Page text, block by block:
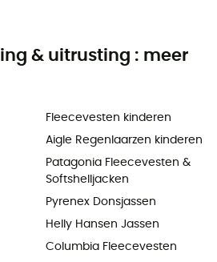
& uitrusting : meer
Fleecevesten kinderen
Aigle Regenlaarzen kinderen
Patagonia Fleecevesten &
Softshelljacken
Pyrenex Donsjassen
Helly Hansen Jassen
Columbia Fleecevesten